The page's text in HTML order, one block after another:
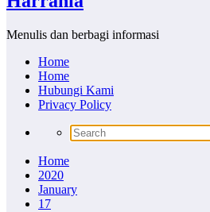
Menulis dan berbagi informasi
Home
Home
Hubungi Kami
Privacy Policy
Home
2020
January
17